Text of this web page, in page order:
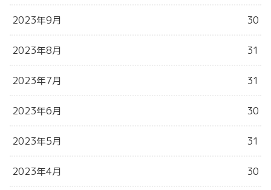
2023年9月 30
2023年8月 31
2023年7月 31
2023年6月 30
2023年5月 31
2023年4月 30